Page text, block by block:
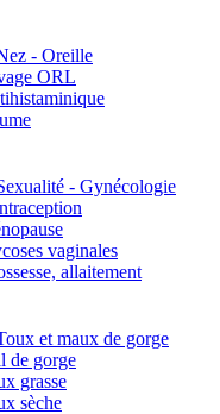
- Oreille
ORL
- Gynécologie
vaginales
allaitement
et maux de gorge
de gorge
grasse
sèche